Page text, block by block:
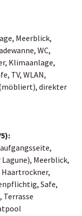
Meerblick,
WC,
Klimaanlage,
TV, WLAN,
(möbliert), direkter
Meerblick,
Haartrockner,
Safe,
Terrasse